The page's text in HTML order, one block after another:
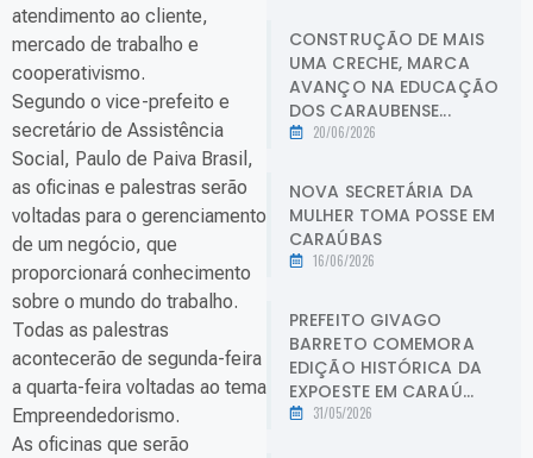
atendimento ao cliente,
mercado de trabalho e
cooperativismo.
Segundo o vice-prefeito e
secretário de Assistência
Social, Paulo de Paiva Brasil,
as oficinas e palestras serão
voltadas para o gerenciamento
de um negócio, que
proporcionará conhecimento
sobre o mundo do trabalho.
Todas as palestras
acontecerão de segunda-feira
a quarta-feira voltadas ao tema
Empreendedorismo.
As oficinas que serão
CONSTRUÇÃO DE MAIS
UMA CRECHE, MARCA
AVANÇO NA EDUCAÇÃO
DOS CARAUBENSE...
20/06/2026
NOVA SECRETÁRIA DA
MULHER TOMA POSSE EM
CARAÚBAS
16/06/2026
PREFEITO GIVAGO
BARRETO COMEMORA
EDIÇÃO HISTÓRICA DA
EXPOESTE EM CARAÚ...
31/05/2026